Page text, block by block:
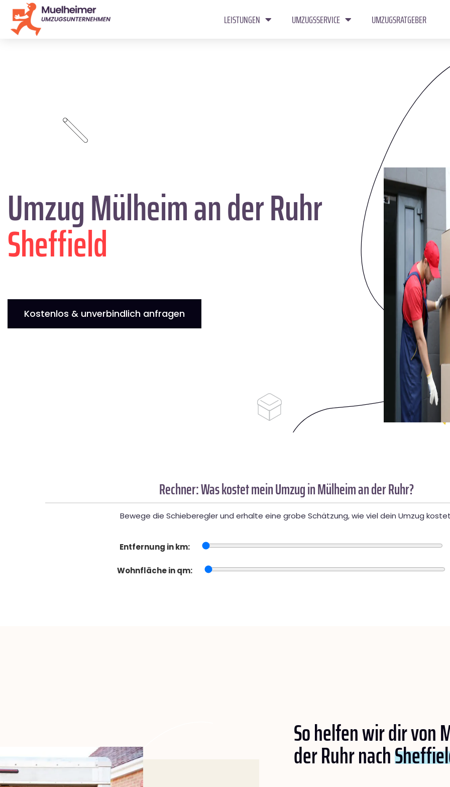
LEISTUNGEN UMZUGSSERVICE UMZUGSRATGEBER
Umzug Mülheim an der Ruhr
Sheffield
Kostenlos & unverbindlich anfragen
Rechner: Was kostet mein Umzug in Mülheim an der Ruhr?
Bewege die Schieberegler und erhalte eine grobe Schätzung, wie viel dein Umzug
Entfernung in km:
Wohnfläche in qm:
So helfen wir dir von
der Ruhr nach